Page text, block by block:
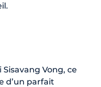
Vong, ce
d’un parfait